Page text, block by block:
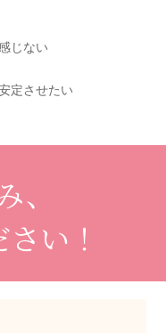
じない
定させたい
、
い！